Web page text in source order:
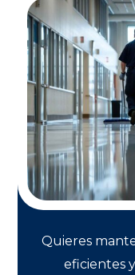
Quieres
eficientes